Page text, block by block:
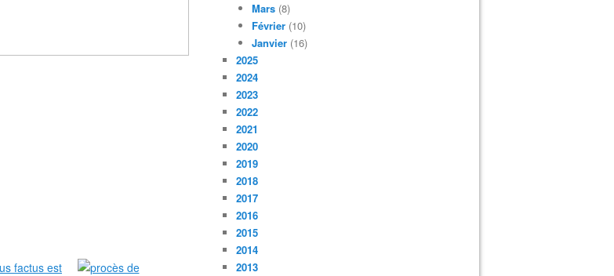
Mars (8)
Février (10)
Janvier (16)
2025
2024
2023
2022
2021
2020
2019
2018
2017
2016
2015
2014
2013